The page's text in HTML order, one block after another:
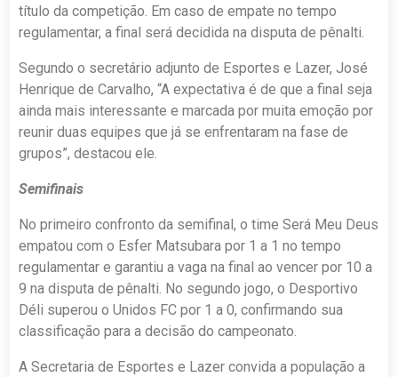
título da competição. Em caso de empate no tempo
regulamentar, a final será decidida na disputa de pênalti.
Segundo o secretário adjunto de Esportes e Lazer, José
Henrique de Carvalho, “A expectativa é de que a final seja
ainda mais interessante e marcada por muita emoção por
reunir duas equipes que já se enfrentaram na fase de
grupos”, destacou ele.
Semifinais
No primeiro confronto da semifinal, o time Será Meu Deus
empatou com o Esfer Matsubara por 1 a 1 no tempo
regulamentar e garantiu a vaga na final ao vencer por 10 a
9 na disputa de pênalti. No segundo jogo, o Desportivo
Déli superou o Unidos FC por 1 a 0, confirmando sua
classificação para a decisão do campeonato.
A Secretaria de Esportes e Lazer convida a população a